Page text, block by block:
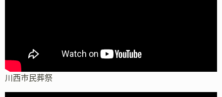
川西市民葬祭